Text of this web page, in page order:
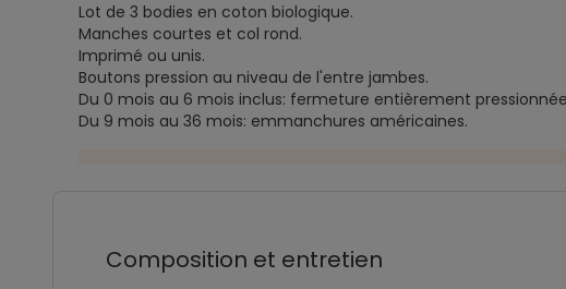
Lot de 3 bodies en coton biologique.
Manches courtes et col rond.
Imprimé ou unis.
Boutons pression au niveau de l'entre jambes.
Du 0 mois au 6 mois inclus: fermeture entièrement
Du 9 mois au 36 mois: emmanchures américaines.
Composition et entretien